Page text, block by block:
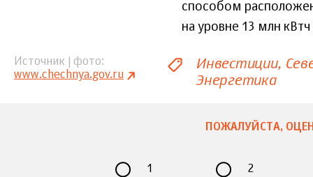
способом
на уровне 13 млн кВтч
Источник | фото
www.chechnya.gov.ru
Инвестиции
Энергетика
ПОЖАЛУЙСТА,
1 2